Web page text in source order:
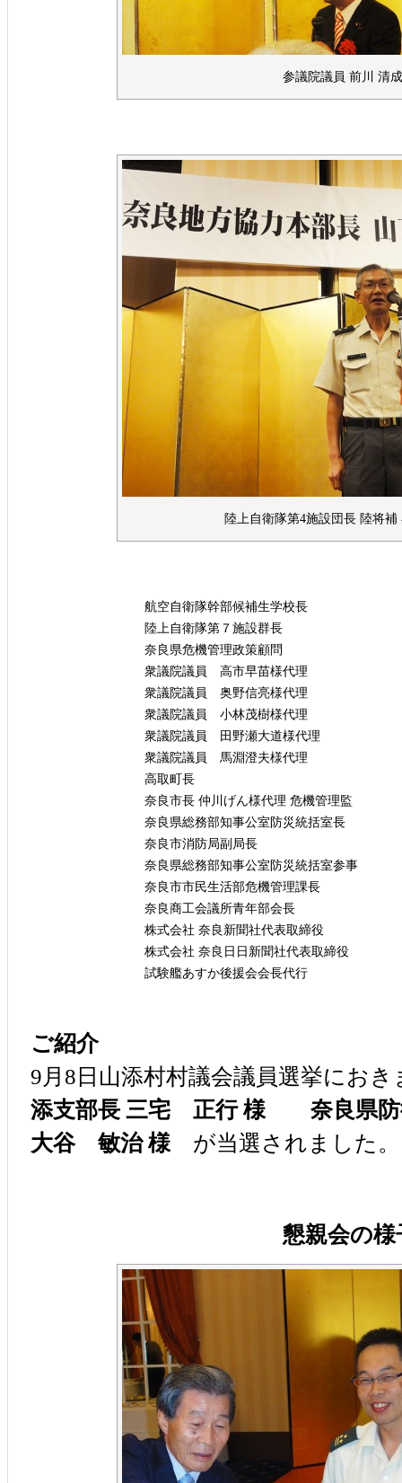
参議院議員 前川 清
陸上自衛隊第4施設団長 陸将
航空自衛隊幹部候補生学校長
陸上自衛隊第７施設群長
奈良県危機管理政策顧問
衆議院議員 高市早苗様代理
衆議院議員 奥野信亮様代理
衆議院議員 小林茂樹様代理
衆議院議員 田野瀬大道様代理
衆議院議員 馬淵澄夫様代理
高取町長
奈良市長 仲川げん様代理 危機管理監
奈良県総務部知事公室防災統括室長
奈良市消防局副局長
奈良県総務部知事公室防災統括室参事
奈良市市民生活部危機管理課長
奈良商工会議所青年部会長
株式会社 奈良新聞社代表取締役
株式会社 奈良日日新聞社代表取締役
試験艦あすか後援会会長代行
ご紹介
9月8日山添村村議会議員選挙におき
添支部長 三宅 正行 様 奈良県防
大谷 敏治 様 が当選されました。
懇親会の様